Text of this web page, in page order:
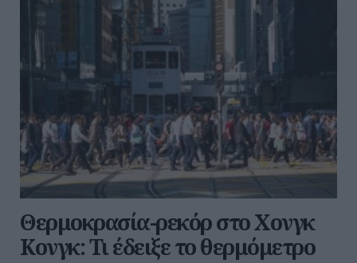
Θερμοκρασία-ρεκόρ στο Χονγκ
Κονγκ: Τι έδειξε το θερμόμετρο